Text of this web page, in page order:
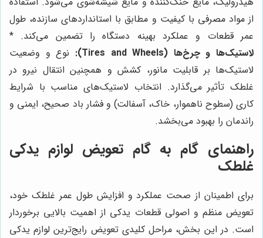
از مواد مصرفی با کیفیت و مطابق با استانداردهای سازنده، طول
عمر قطعات و عملکرد بهینه دستگاه را تضمین می‌کند. *
لاستیک‌ها و چرخ‌ها (Tires and Wheels):
نوع و وضعیت
لاستیک‌ها بر قابلیت مانور، کشش و همچنین انتقال نیرو در
غلطک تأثیر می‌گذارد. انتخاب لاستیک‌های مناسب با شرایط
کاری (سطوح ناهموار، خاک، آسفالت) و فشار باد صحیح، ایمنی و
راندمان را بهبود می‌بخشد.
راهنمای گام به گام تعویض لوازم یدکی
غلطک
برای اطمینان از صحت عملکرد و افزایش طول عمر غلطک خود،
تعویض منظم و اصولی قطعات یدکی از اهمیت بالایی برخوردار
است. در این بخش، مراحل کلیدی تعویض رایج‌ترین لوازم یدکی